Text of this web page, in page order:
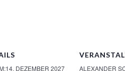
14. DEZEMBER 2027
ALEXANDER